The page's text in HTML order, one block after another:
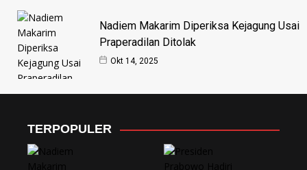
Nadiem Makarim Diperiksa Kejagung Usai
Praperadilan Ditolak
Okt 14, 2025
TERPOPULER